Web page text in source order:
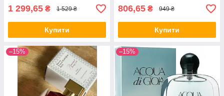
1 299,65 ₴ 1 529 ₴
Купити
806,65 ₴ 949 ₴
Купити
–15% –15%